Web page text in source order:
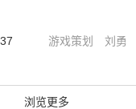
游戏策划 刘勇
浏览更多